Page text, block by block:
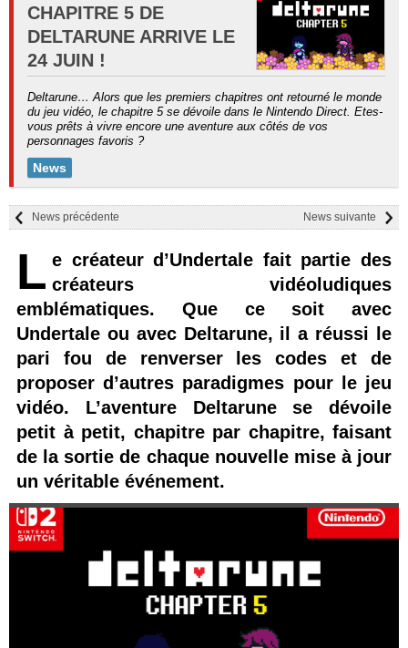
CHAPITRE 5 DE
DELTARUNE ARRIVE LE
24 JUIN !
Deltarune… Alors que les premiers chapitres ont retourné le monde
du jeu vidéo, le chapitre 5 se dévoile dans le Nintendo Direct. Etes-
vous prêts à vivre encore une aventure aux côtés de vos
personnages favoris ?
News
News suivante
News précédente
L e créateur d’Undertale fait partie des
créateurs vidéoludiques
emblématiques. Que ce soit avec
Undertale ou avec Deltarune, il a réussi le
pari fou de renverser les codes et de
proposer d’autres paradigmes pour le jeu
vidéo. L’aventure Deltarune se dévoile
petit à petit, chapitre par chapitre, faisant
de la sortie de chaque nouvelle mise à jour
un véritable événement.